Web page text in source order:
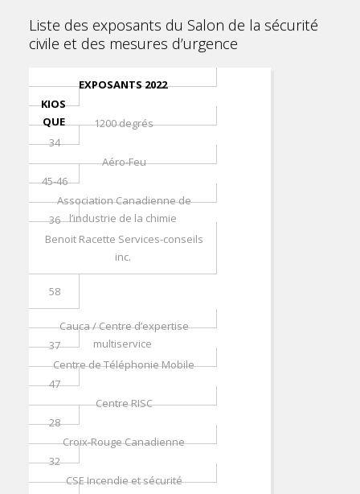
Liste des exposants du Salon de la sécurité
civile et des mesures d’urgence
EXPOSANTS 2022
KIOS
QUE
1200 degrés
34
Aéro-Feu
45-46
Association Canadienne de
l’industrie de la chimie
36
Benoit Racette Services-conseils
inc.
58
Cauca / Centre d’expertise
multiservice
37
Centre de Téléphonie Mobile
47
Centre RISC
28
Croix-Rouge Canadienne
32
CSE Incendie et sécurité